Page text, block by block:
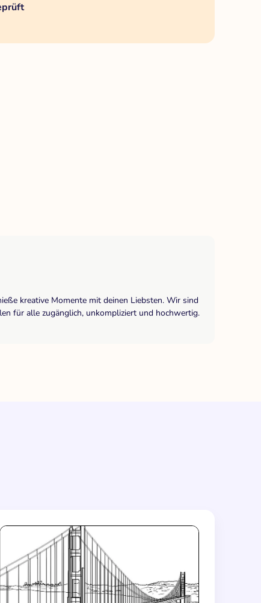
kreative Momente mit deinen Liebsten. Wir sind
für alle zugänglich, unkompliziert und hochwertig.